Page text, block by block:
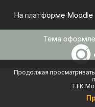
Продолжая
TTK
На платформе Moodle
Тема